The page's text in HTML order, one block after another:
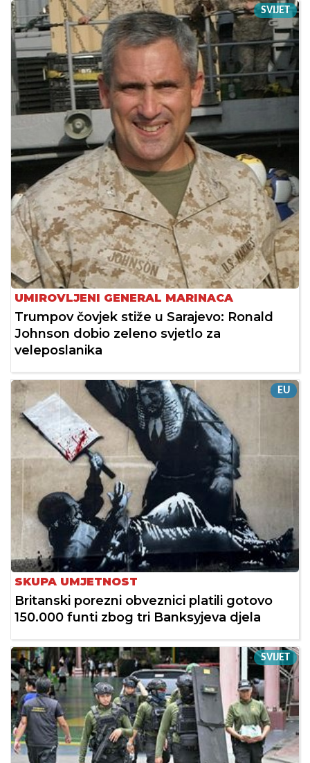
SVIJET
UMIROVLJENI GENERAL MARINACA
Trumpov čovjek stiže u Sarajevo: Ronald
Johnson dobio zeleno svjetlo za
veleposlanika
EU
SKUPA UMJETNOST
Britanski porezni obveznici platili gotovo
150.000 funti zbog tri Banksyjeva djela
SVIJET